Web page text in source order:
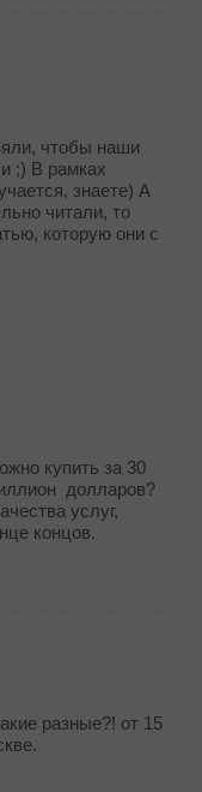
чтобы наши
;) В рамках
знаете) А
читали, то
которую они с
купить за 30
долларов?
услуг,
концов.
разные?! от 15